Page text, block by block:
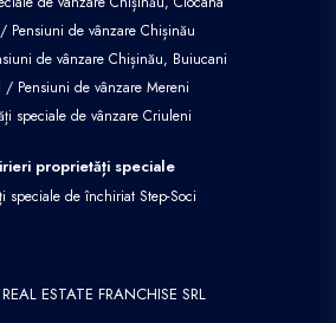
Pensiuni de vânzare Chișinău
de vânzare Chișinău, Buiucani
/ Pensiuni de vânzare Mereni
speciale de vânzare Criuleni
proprietăți speciale
speciale de închiriat Step-Soci
REAL ESTATE FRANCHISE SRL